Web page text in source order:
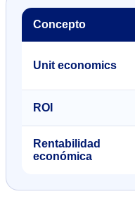
Concepto
Unit economics
ROI
Rentabilidad
económica